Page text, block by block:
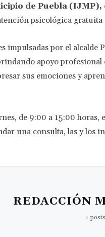
de Puebla (IJMP),
psicológica gratuita
impulsadas por el alcalde
apoyo
sus emociones y
de 9:00 a 15:00 horas,
una consulta, las y los
REDACCIÓN
+ posts